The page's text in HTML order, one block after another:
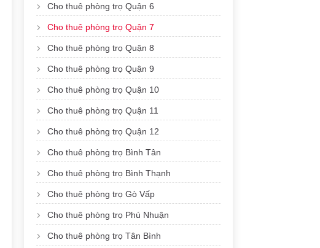
Cho thuê phòng trọ Quận 6
Cho thuê phòng trọ Quận 7
Cho thuê phòng trọ Quận 8
Cho thuê phòng trọ Quận 9
Cho thuê phòng trọ Quận 10
Cho thuê phòng trọ Quận 11
Cho thuê phòng trọ Quận 12
Cho thuê phòng trọ Bình Tân
Cho thuê phòng trọ Bình Thạnh
Cho thuê phòng trọ Gò Vấp
Cho thuê phòng trọ Phú Nhuận
Cho thuê phòng trọ Tân Bình